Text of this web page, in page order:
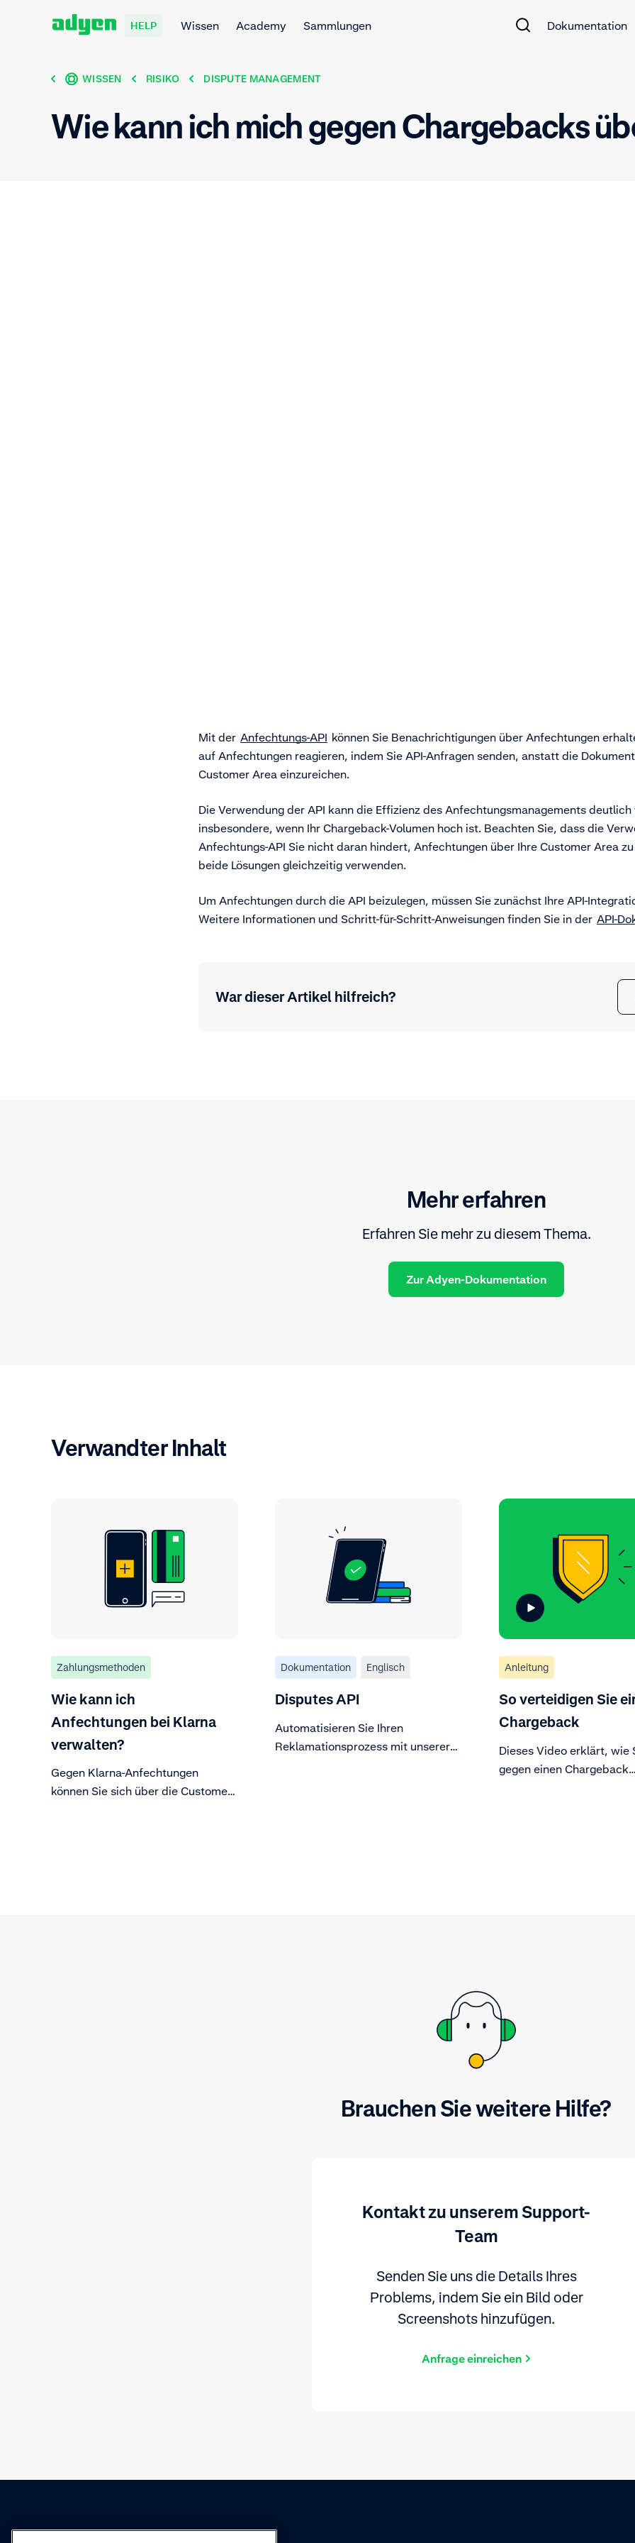
HELP Wissen Academy Sammlungen Dokumentation
WISSEN RISIKO DISPUTE MANAGEMENT
Wie kann ich mich gegen Chargebacks
Mit der Anfechtungs-API können Sie Benachrichtigungen über Anfechtungen
auf Anfechtungen reagieren, indem Sie API-Anfragen senden, anstatt die
Customer Area einzureichen.
Die Verwendung der API kann die Effizienz des Anfechtungsmanagements deutlich
insbesondere, wenn Ihr Chargeback-Volumen hoch ist. Beachten Sie, dass die
Anfechtungs-API Sie nicht daran hindert, Anfechtungen über Ihre Customer Area
beide Lösungen gleichzeitig verwenden.
Um Anfechtungen durch die API beizulegen, müssen Sie zunächst Ihre API-
Weitere Informationen und Schritt-für-Schritt-Anweisungen finden Sie in der API-
War dieser Artikel hilfreich?
Mehr erfahren
Erfahren Sie mehr zu diesem Thema.
Zur Adyen-Dokumentation
Verwandter Inhalt
Zahlungsmethoden
Wie kann ich
Anfechtungen bei Klarna
verwalten?
Gegen Klarna-Anfechtungen
können Sie sich über die Customer
Dokumentation Englisch
Disputes API
Automatisieren Sie Ihren
Reklamationsprozess mit unserer
Anleitung
So verteidigen Sie
Chargeback
Dieses Video erklärt, wie
gegen einen Chargeback
Brauchen Sie weitere Hilfe?
Kontakt zu unserem Support-
Team
Senden Sie uns die Details Ihres
Problems, indem Sie ein Bild oder
Screenshots hinzufügen.
Anfrage einreichen